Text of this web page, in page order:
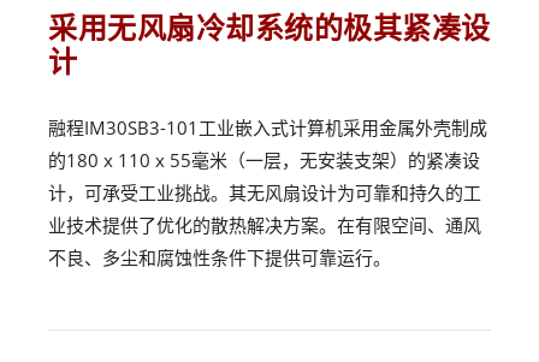
采用无风扇冷却系统的极其紧凑设
计
融程IM30SB3-101工业嵌入式计算机采用金属外壳制成
的180 x 110 x 55毫米（一层，无安装支架）的紧凑设
计，可承受工业挑战。其无风扇设计为可靠和持久的工
业技术提供了优化的散热解决方案。在有限空间、通风
不良、多尘和腐蚀性条件下提供可靠运行。